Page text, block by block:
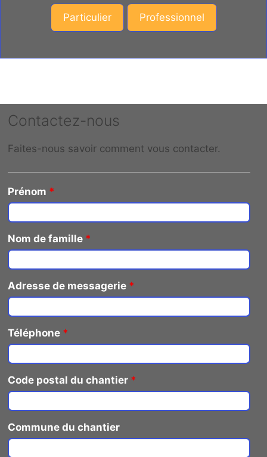
Particulier Professionnel
Contactez-nous
Faites-nous savoir comment vous contacter.
Prénom *
Nom de famille *
Adresse de messagerie *
Téléphone *
Code postal du chantier *
Commune du chantier